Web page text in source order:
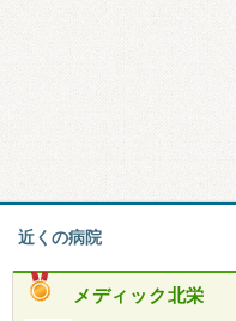
近くの病院
メディック北栄